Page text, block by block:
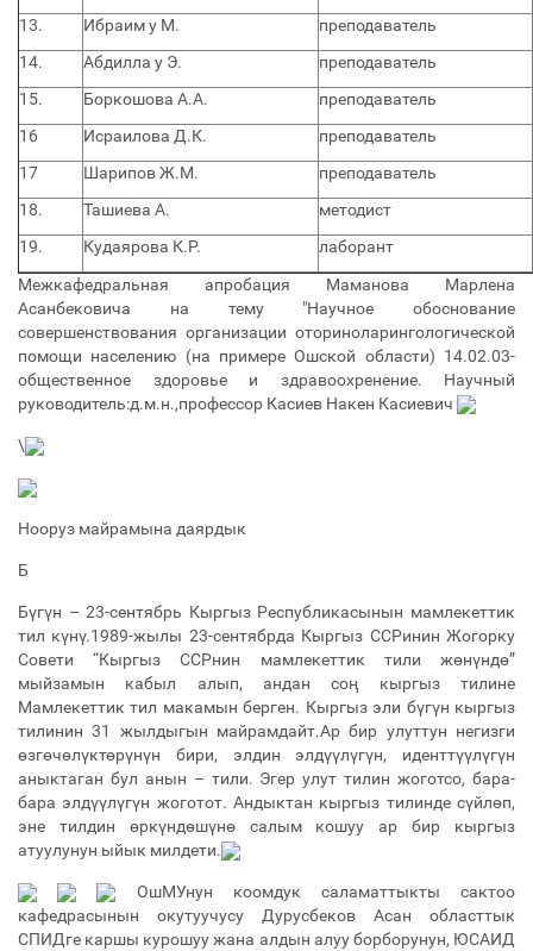
13.
Ибраим у М.
преподаватель
14.
Абдилла у Э.
преподаватель
15.
Боркошова А.А.
преподаватель
16
Исраилова Д.К.
преподаватель
17
Шарипов Ж.М.
преподаватель
18.
Ташиева А.
методист
19.
Кудаярова К.Р.
лаборант
Межкафедральная апробация Маманова Марлена
Асанбековича на тему "Научное обоснование
совершенствования организации оториноларингологической
помощи населению (на примере Ошской области) 14.02.03-
общественное здоровье и здравоохренение. Научный
руководитель:д.м.н.,профессор Касиев Накен Касиевич
\
Нооруз майрамына даярдык
Б
Бүгүн – 23-сентябрь Кыргыз Республикасынын мамлекеттик
тил күнү.1989-жылы 23-сентябрда Кыргыз ССРинин Жогорку
Совети “Кыргыз ССРнин мамлекеттик тили жөнүндө”
мыйзамын кабыл алып, андан соң кыргыз тилине
Мамлекеттик тил макамын берген. Кыргыз эли бүгүн кыргыз
тилинин 31 жылдыгын майрамдайт.Ар бир улуттун негизги
өзгөчөлүктөрүнүн бири, элдин элдүүлүгүн, иденттүүлүгүн
аныктаган бул анын – тили. Эгер улут тилин жоготсо, бара-
бара элдүүлүгүн жоготот. Андыктан кыргыз тилинде сүйлөп,
эне тилдин өркүндөшүнө салым кошуу ар бир кыргыз
атуулунун ыйык милдети.
ОшМУнун коомдук саламаттыкты сактоо
кафедрасынын окутуучусу Дурусбеков Асан областтык
СПИДге каршы курошуу жана алдын алуу борборунун, ЮСАИД